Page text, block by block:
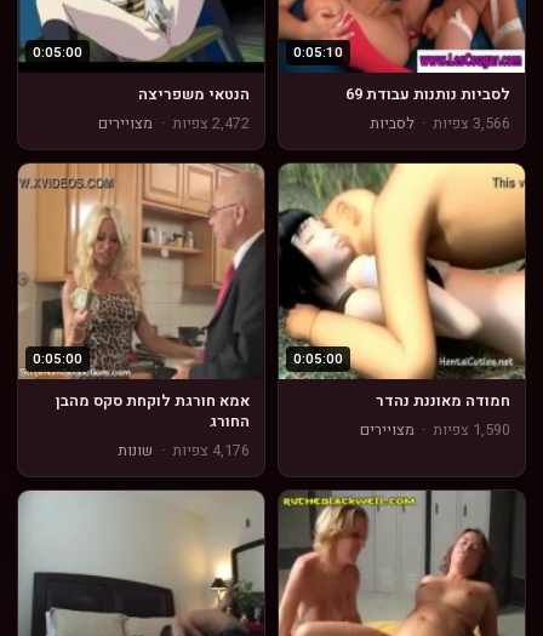
0:05:10
לסביות נותנות עבודת 69
3,566 צפיות
· לסביות
0:05:00
הנטאי משפריצה
2,472 צפיות
· מצויירים
0:05:00
חמודה מאוננת נהדר
1,590 צפיות
· מצויירים
0:05:00
אמא חורגת לוקחת סקס מהבן
החורג
4,176 צפיות
· שונות